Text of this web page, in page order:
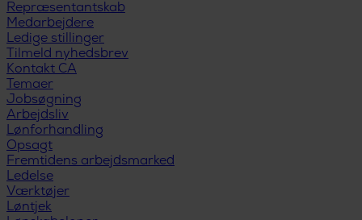
Repræsentantskab
Medarbejdere
Ledige stillinger
Tilmeld nyhedsbrev
Kontakt CA
Temaer
Jobsøgning
Arbejdsliv
Lønforhandling
Opsagt
Fremtidens arbejdsmarked
Ledelse
Værktøjer
Løntjek